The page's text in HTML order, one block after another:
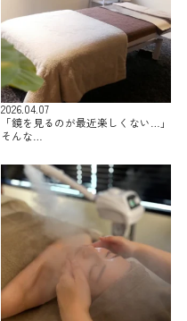
2026.04.07
「鏡を見るのが最近楽しくない…」
そんな…